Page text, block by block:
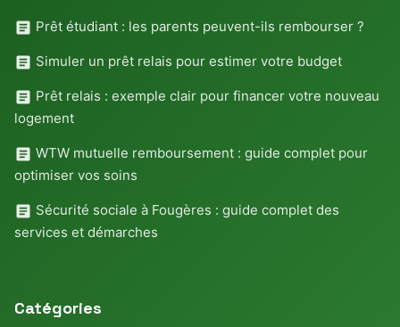
Prêt étudiant : les parents peuvent-ils rembourser ?
Simuler un prêt relais pour estimer votre budget
Prêt relais : exemple clair pour financer votre nouveau
logement
WTW mutuelle remboursement : guide complet pour
optimiser vos soins
Sécurité sociale à Fougères : guide complet des
services et démarches
Catégories